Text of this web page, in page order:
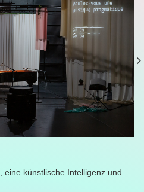
eine künstlische Intelligenz und